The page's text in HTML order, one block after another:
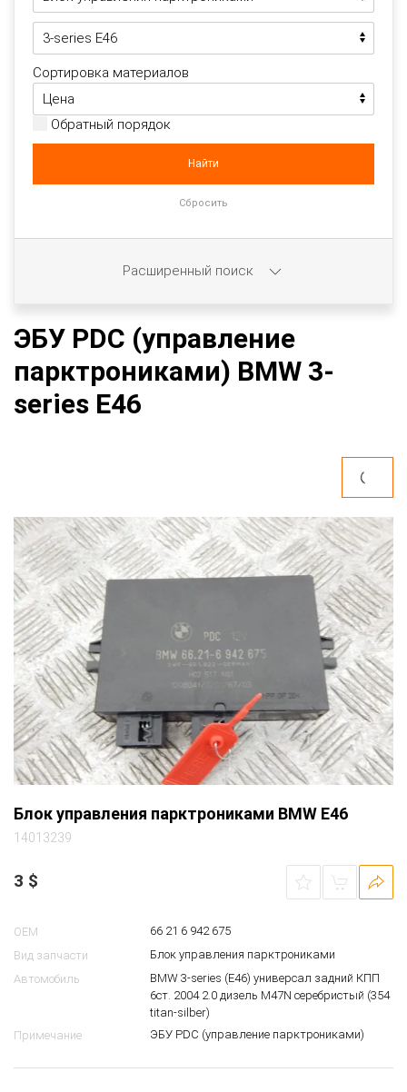
ЭБУ PDC (управление
парктрониками) BMW 3-
series E46
Блок управления парктрониками BMW E46
14013239
3 $
OEM
66 21 6 942 675
Вид запчасти
Блок управления парктрониками
Автомобиль
BMW 3-series (E46) универсал задний КПП
6ст. 2004 2.0 дизель M47N серебристый (354
titan-silber)
Примечание
ЭБУ PDC (управление парктрониками)
Сортировка материалов
Обратный порядок
Расширенный поиск